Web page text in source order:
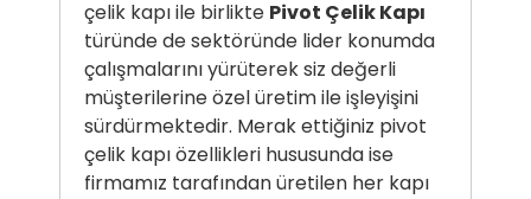
çelik kapı ile birlikte Pivot Çelik Kapı
türünde de sektöründe lider konumda
çalışmalarını yürüterek siz değerli
müşterilerine özel üretim ile işleyişini
sürdürmektedir. Merak ettiğiniz pivot
çelik kapı özellikleri hususunda ise
firmamız tarafından üretilen her kapı